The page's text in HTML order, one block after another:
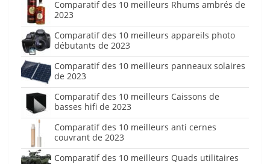
Comparatif des 10 meilleurs Rhums ambrés de
2023
Comparatif des 10 meilleurs appareils photo
débutants de 2023
Comparatif des 10 meilleurs panneaux solaires
de 2023
Comparatif des 10 meilleurs Caissons de
basses hifi de 2023
Comparatif des 10 meilleurs anti cernes
couvrant de 2023
Comparatif des 10 meilleurs Quads utilitaires